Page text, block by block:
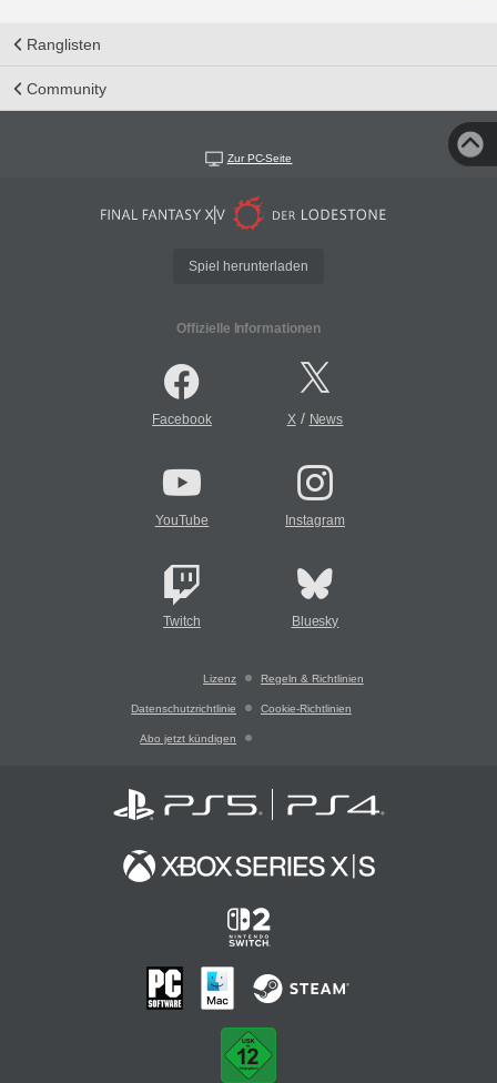
Ranglisten
Community
Zur PC-Seite
Spiel herunterladen
Offizielle Informationen
Facebook X/ News
YouTube Instagram
Twitch Bluesky
Lizenz Regeln & Richtlinien
Datenschutzrichtlinie Cookie-Richtlinien
Abo jetzt kündigen